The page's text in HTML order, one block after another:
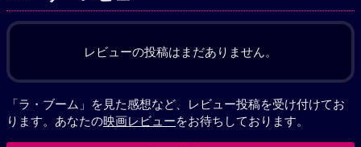
レビューの投稿はまだありません。
「ラ・ブーム」を見た感想など、レビュー投稿を受け付けてお
ります。あなたの映画レビューをお待ちしております。